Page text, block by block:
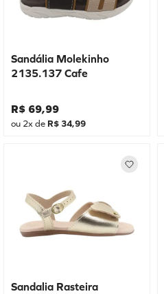
Sandália Molekinho
2135.137 Cafe
R$ 69,99
ou 2x de R$ 34,99
Sandalia Rasteira